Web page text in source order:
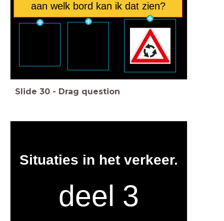
aan welk bord kan ik dat zien?
Slide 30 - Drag question
Situaties in het verkeer.
deel 3